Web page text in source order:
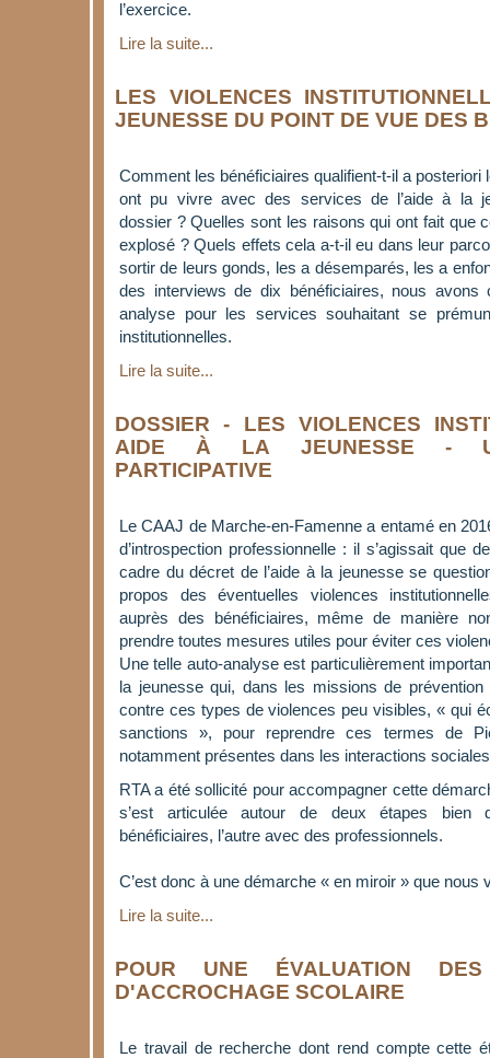
l’exercice.
Lire la suite...
LES VIOLENCES
JEUNESSE DU POINT DE VUE DES
Comment les bénéficiaires qualifient-t-il a posteriori
ont pu vivre avec des services de l’aide à la
dossier ? Quelles sont les raisons qui ont fait que
explosé ? Quels effets cela a-t-il eu dans leur
sortir de leurs gonds, les a désemparés, les a
des interviews de dix bénéficiaires, nous avons
analyse pour les services souhaitant se
institutionnelles.
Lire la suite...
DOSSIER - LES VIOLENCES
AIDE À LA JEUNESSE -
PARTICIPATIVE
Le CAAJ de Marche-en-Famenne a entamé en
d’introspection professionnelle : il s’agissait que
cadre du décret de l’aide à la jeunesse se
propos des éventuelles violences
auprès des bénéficiaires, même de manière
prendre toutes mesures utiles pour éviter ces
Une telle auto-analyse est particulièrement
la jeunesse qui, dans les missions de
contre ces types de violences peu visibles, « qui
sanctions », pour reprendre ces termes de
notamment présentes dans les interactions
RTA a été sollicité pour accompagner cette
s’est articulée autour de deux étapes bien
bénéficiaires, l’autre avec des professionnels.
C’est donc à une démarche « en miroir » que nous
Lire la suite...
POUR UNE ÉVALUATION
D'ACCROCHAGE SCOLAIRE
Le travail de recherche dont rend compte cette